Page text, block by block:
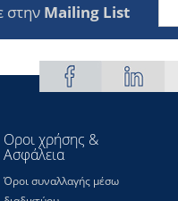
στην Mailing List
Οροι χρήσης &
Ασφάλεια
Όροι συναλλαγής μέσω